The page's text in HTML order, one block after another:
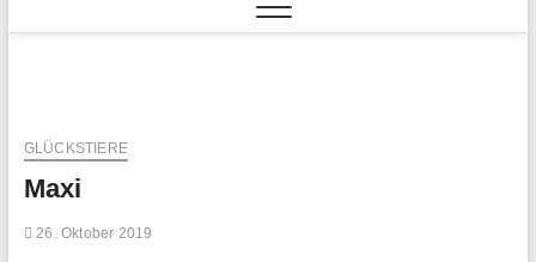
GLÜCKSTIERE
Maxi
26. Oktober 2019